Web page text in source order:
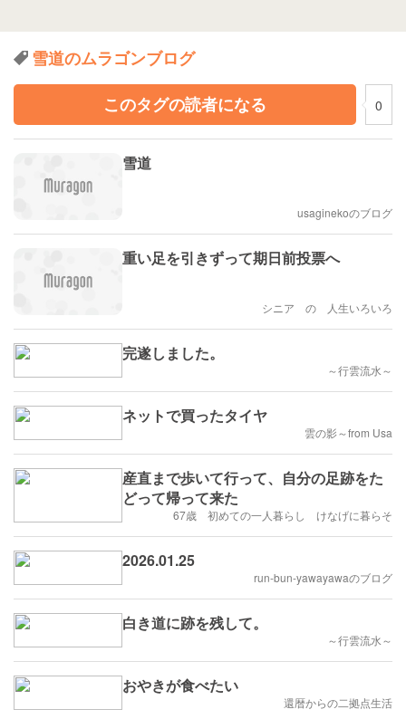
雪道のムラゴンブログ
このタグの読者になる
0
雪道
usaginekoのブログ
重い足を引きずって期日前投票へ
シニア の 人生いろいろ
完遂しました。
～行雲流水～
ネットで買ったタイヤ
雲の影～from Usa
産直まで歩いて行って、自分の足跡をた
どって帰って来た
67歳 初めての一人暮らし けなげに暮らそ
2026.01.25
run-bun-yawayawaのブログ
白き道に跡を残して。
～行雲流水～
おやきが食べたい
還暦からの二拠点生活